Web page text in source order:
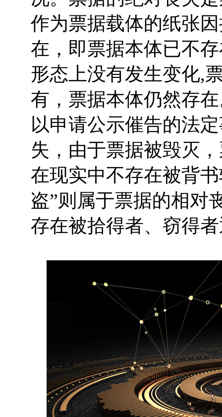
作为票据载体的纸张
在，即票据本体已不
形态上没有发生变化,
有，票据本体仍然存
以申请公示催告的法
失，由于票据被毁灭
在现实中不存在被背
盗”则属于票据的相对
存在被拾得者、窃得